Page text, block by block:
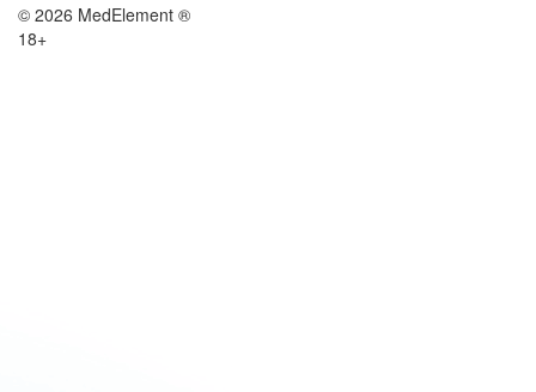
© 2026 MedElement ®
18+